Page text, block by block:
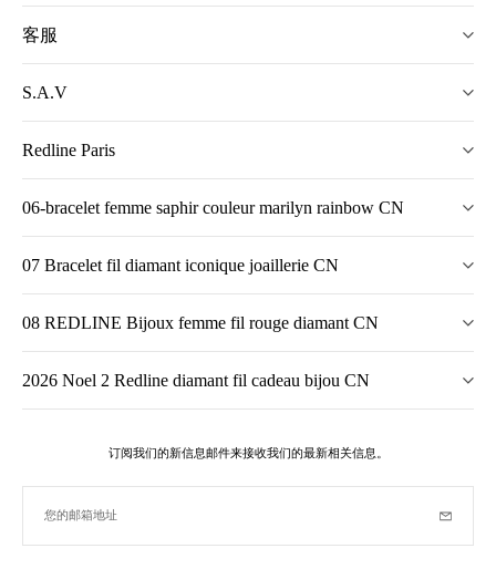
客服
S.A.V
Redline Paris
06-bracelet femme saphir couleur marilyn rainbow CN
07 Bracelet fil diamant iconique joaillerie CN
08 REDLINE Bijoux femme fil rouge diamant CN
2026 Noel 2 Redline diamant fil cadeau bijou CN
订阅我们的新信息邮件来接收我们的最新相关信息。
您的邮箱地址